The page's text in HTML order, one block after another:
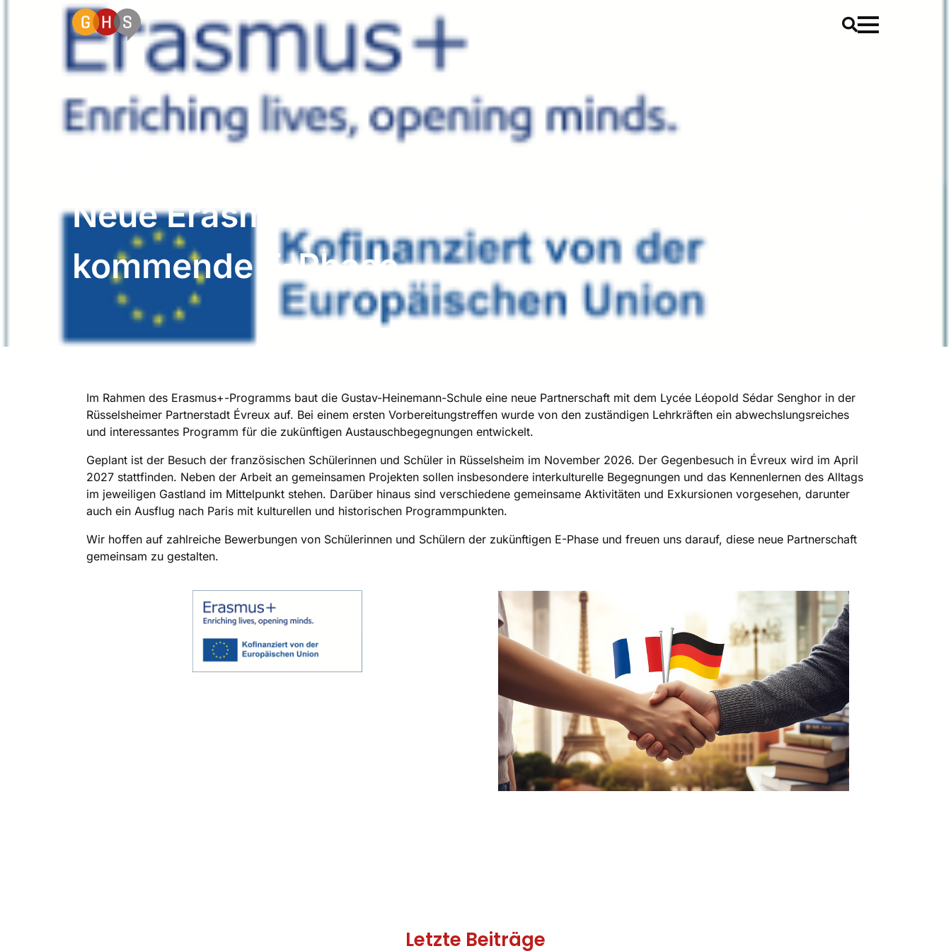
Neue Erasmus+-Partnerschaft mit Évreux für die
kommende E-Phase
Im Rahmen des Erasmus+-Programms baut die Gustav-Heinemann-Schule eine neue Partnerschaft mit dem Lycée Léopold Sédar Senghor in der
Rüsselsheimer Partnerstadt Évreux auf. Bei einem ersten Vorbereitungstreffen wurde von den zuständigen Lehrkräften ein abwechslungsreiches
und interessantes Programm für die zukünftigen Austauschbegegnungen entwickelt.
Geplant ist der Besuch der französischen Schülerinnen und Schüler in Rüsselsheim im November 2026. Der Gegenbesuch in Évreux wird im April
2027 stattfinden. Neben der Arbeit an gemeinsamen Projekten sollen insbesondere interkulturelle Begegnungen und das Kennenlernen des Alltags
im jeweiligen Gastland im Mittelpunkt stehen. Darüber hinaus sind verschiedene gemeinsame Aktivitäten und Exkursionen vorgesehen, darunter
auch ein Ausflug nach Paris mit kulturellen und historischen Programmpunkten.
Wir hoffen auf zahlreiche Bewerbungen von Schülerinnen und Schülern der zukünftigen E-Phase und freuen uns darauf, diese neue Partnerschaft
gemeinsam zu gestalten.
Letzte Beiträge